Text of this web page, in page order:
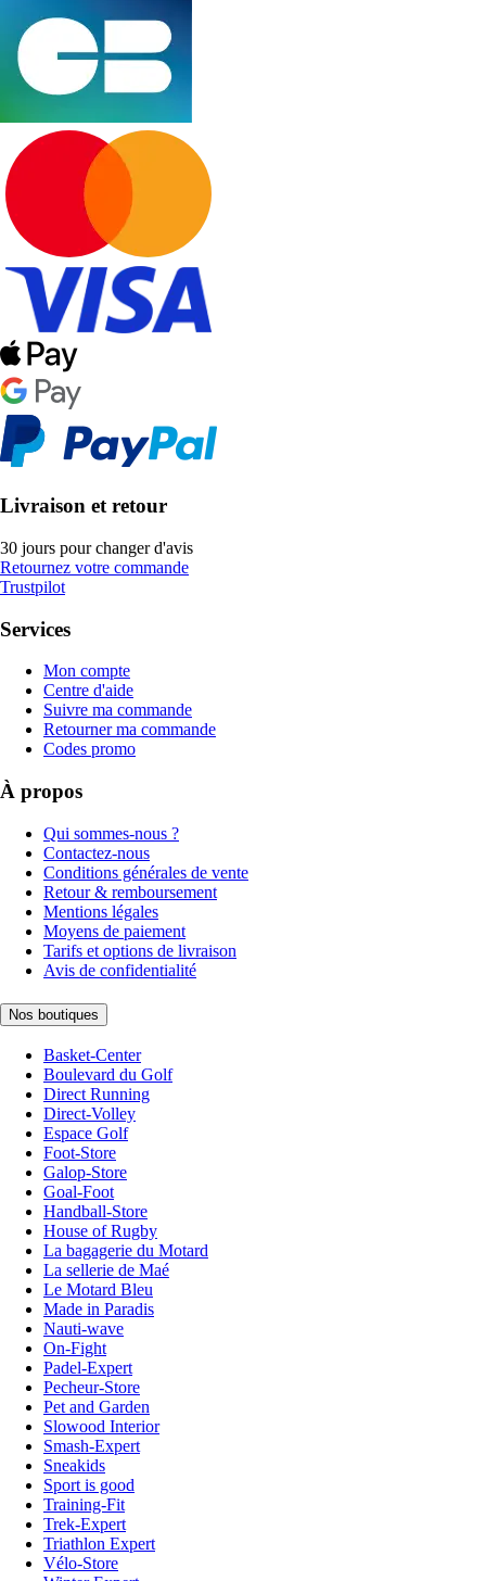
Livraison et retour
30 jours pour changer d'avis
Retournez votre commande
Trustpilot
Services
Mon compte
Centre d'aide
Suivre ma commande
Retourner ma commande
Codes promo
À propos
Qui sommes-nous ?
Contactez-nous
Conditions générales de vente
Retour & remboursement
Mentions légales
Moyens de paiement
Tarifs et options de livraison
Avis de confidentialité
Nos boutiques
Basket-Center
Boulevard du Golf
Direct Running
Direct-Volley
Espace Golf
Foot-Store
Galop-Store
Goal-Foot
Handball-Store
House of Rugby
La bagagerie du Motard
La sellerie de Maé
Le Motard Bleu
Made in Paradis
Nauti-wave
On-Fight
Padel-Expert
Pecheur-Store
Pet and Garden
Slowood Interior
Smash-Expert
Sneakids
Sport is good
Training-Fit
Trek-Expert
Triathlon Expert
Vélo-Store